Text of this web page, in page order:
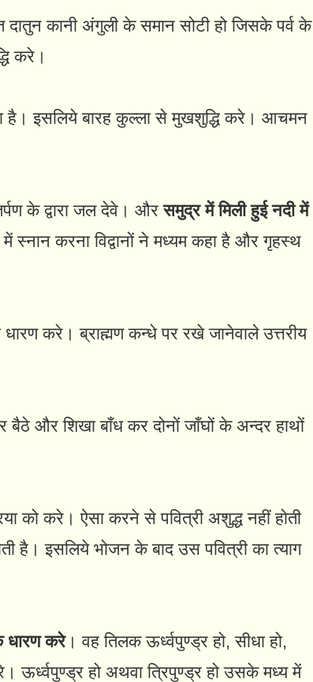
दातुन कानी अंगुली के समान सोटी हो जिसके पर्व के
करे।
है। इसलिये बारह कुल्ला से मुखशुद्धि करे। आचमन
के द्वारा जल देवे। औरसमुद्र में मिली हुई नदी में
स्नान करना विद्वानों ने मध्यम कहा है और गृहस्थ
करे। ब्राह्मण कन्धे पर रखे जानेवाले उत्तरीय
बैठे और शिखा बाँध कर दोनों जाँघों के अन्दर हाथों
को करे। ऐसा करने से पवित्री अशुद्ध नहीं होती
है। इसलिये भोजन के बाद उस पवित्री का त्याग
धारण करे। वह तिलक ऊर्ध्वपुण्ड्र हो, सीधा हो,
ऊर्ध्वपुण्ड्र हो अथवा त्रिपुण्ड्र हो उसके मध्य में